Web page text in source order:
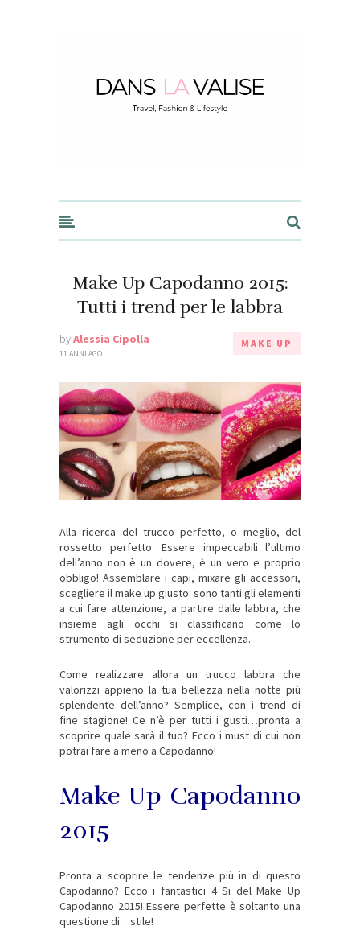
Make Up Capodanno 2015:
Tutti i trend per le labbra
byAlessia Cipolla
11 ANNI AGO
MAKE UP
Alla ricerca del trucco perfetto, o meglio, del
rossetto perfetto. Essere impeccabili l’ultimo
dell’anno non è un dovere, è un vero e proprio
obbligo! Assemblare i capi, mixare gli accessori,
scegliere il make up giusto: sono tanti gli elementi
a cui fare attenzione, a partire dalle labbra, che
insieme agli occhi si classificano come lo
strumento di seduzione per eccellenza.
Come realizzare allora un trucco labbra che
valorizzi appieno la tua bellezza nella notte più
splendente dell’anno? Semplice, con i trend di
fine stagione! Ce n’è per tutti i gusti…pronta a
scoprire quale sarà il tuo? Ecco i must di cui non
potrai fare a meno a Capodanno!
Make Up Capodanno
2015
Pronta a scoprire le tendenze più in di questo
Capodanno? Ecco i fantastici 4 Si del Make Up
Capodanno 2015! Essere perfette è soltanto una
questione di…stile!